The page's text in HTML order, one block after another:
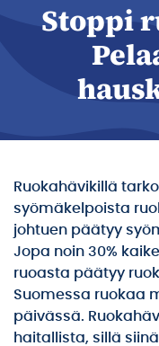
Stoppi
Ruokahävikillä
syömäkelpoista
johtuen päätyy
Jopa noin 30%
ruoasta päätyy
Suomessa ruokaa
päivässä.
haitallista, sillä